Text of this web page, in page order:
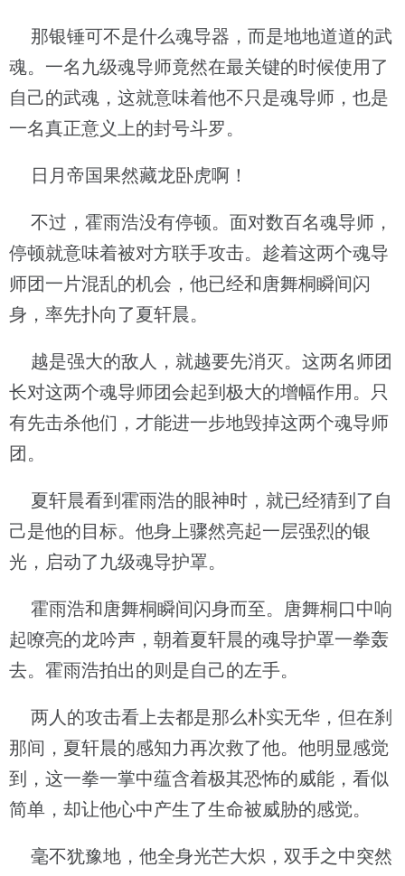
那银锤可不是什么魂导器，而是地地道道的武
魂。一名九级魂导师竟然在最关键的时候使用了
自己的武魂，这就意味着他不只是魂导师，也是
一名真正意义上的封号斗罗。
日月帝国果然藏龙卧虎啊！
不过，霍雨浩没有停顿。面对数百名魂导师，
停顿就意味着被对方联手攻击。趁着这两个魂导
师团一片混乱的机会，他已经和唐舞桐瞬间闪
身，率先扑向了夏轩晨。
越是强大的敌人，就越要先消灭。这两名师团
长对这两个魂导师团会起到极大的增幅作用。只
有先击杀他们，才能进一步地毁掉这两个魂导师
团。
夏轩晨看到霍雨浩的眼神时，就已经猜到了自
己是他的目标。他身上骤然亮起一层强烈的银
光，启动了九级魂导护罩。
霍雨浩和唐舞桐瞬间闪身而至。唐舞桐口中响
起嘹亮的龙吟声，朝着夏轩晨的魂导护罩一拳轰
去。霍雨浩拍出的则是自己的左手。
两人的攻击看上去都是那么朴实无华，但在刹
那间，夏轩晨的感知力再次救了他。他明显感觉
到，这一拳一掌中蕴含着极其恐怖的威能，看似
简单，却让他心中产生了生命被威胁的感觉。
毫不犹豫地，他全身光芒大炽，双手之中突然